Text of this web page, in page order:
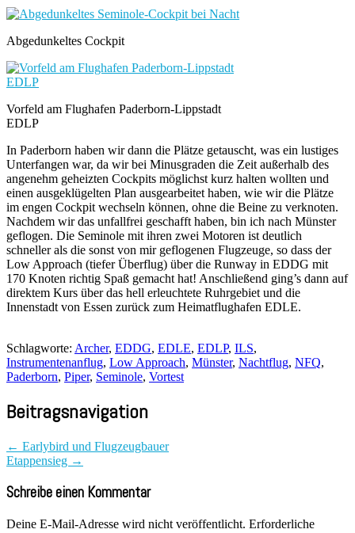
Abgedunkeltes Cockpit
Vorfeld am Flughafen Paderborn-Lippstadt
EDLP
In Paderborn haben wir dann die Plätze getauscht, was ein lustiges
Unterfangen war, da wir bei Minusgraden die Zeit außerhalb des
angenehm geheizten Cockpits möglichst kurz halten wollten und
einen ausgeklügelten Plan ausgearbeitet haben, wie wir die Plätze
im engen Cockpit wechseln können, ohne die Beine zu verknoten.
Nachdem wir das unfallfrei geschafft haben, bin ich nach Münster
geflogen. Die Seminole mit ihren zwei Motoren ist deutlich
schneller als die sonst von mir geflogenen Flugzeuge, so dass der
Low Approach (tiefer Überflug) über die Runway in EDDG mit
170 Knoten richtig Spaß gemacht hat! Anschließend ging’s dann auf
direktem Kurs über das hell erleuchtete Ruhrgebiet und die
Innenstadt von Essen zurück zum Heimatflughafen EDLE.
Schlagworte: Archer, EDDG, EDLE, EDLP, ILS,
Instrumentenanflug, Low Approach, Münster, Nachtflug, NFQ,
Paderborn, Piper, Seminole, Vortest
Beitragsnavigation
← Earlybird und Flugzeugbauer
Etappensieg →
Schreibe einen Kommentar
Deine E-Mail-Adresse wird nicht veröffentlicht. Erforderliche